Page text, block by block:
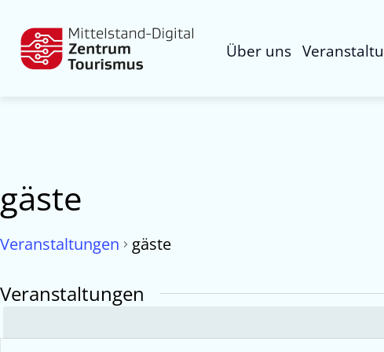
Über uns
gäste
Veranstaltungen gäste
Veranstaltungen